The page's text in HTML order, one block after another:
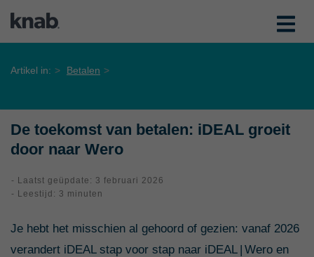
Artikel in: Betalen
De toekomst van betalen: iDEAL groeit
door naar Wero
- Laatst geüpdate: 3 februari 2026
- Leestijd: 3 minuten
Je hebt het misschien al gehoord of gezien: vanaf 2026
verandert iDEAL stap voor stap naar iDEAL | Wero en